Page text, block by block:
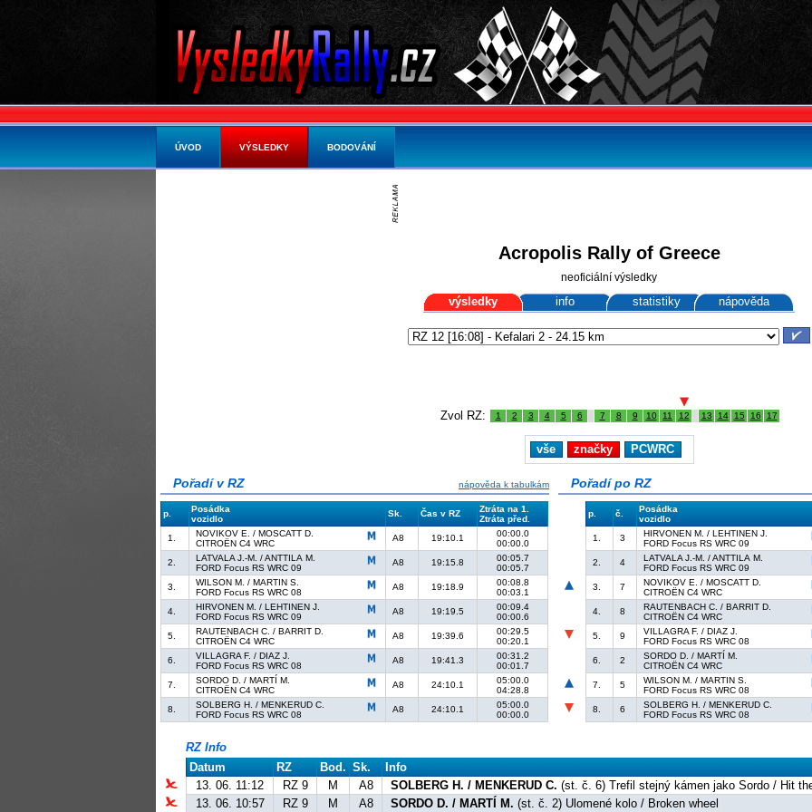
Acropolis Rally of Greece
neoficiální výsledky
výsledky info statistiky nápověda
Zvol RZ: 1 2 3 4 5 6 7 8 9 10 11 12 13 14 15 16 17
vše značky PCWRC
Pořadí v RZ nápověda k tabulkám
p.
Posádka
vozidlo
Sk. Čas v RZ
Ztráta na 1.
Ztráta před.
1.
NOVIKOV E. / MOSCATT D.
CITROËN C4 WRC
A8 19:10.1
00:00.0
00:00.0
2.
LATVALA J.-M. / ANTTILA M.
FORD Focus RS WRC 09
A8 19:15.8
00:05.7
00:05.7
3.
WILSON M. / MARTIN S.
FORD Focus RS WRC 08
A8 19:18.9
00:08.8
00:03.1
4.
HIRVONEN M. / LEHTINEN J.
FORD Focus RS WRC 09
A8 19:19.5
00:09.4
00:00.6
5.
RAUTENBACH C. / BARRIT D.
CITROËN C4 WRC
A8 19:39.6
00:29.5
00:20.1
6.
VILLAGRA F. / DIAZ J.
FORD Focus RS WRC 08
A8 19:41.3
00:31.2
00:01.7
7.
SORDO D. / MARTÍ M.
CITROËN C4 WRC
A8 24:10.1
05:00.0
04:28.8
8.
SOLBERG H. / MENKERUD C.
FORD Focus RS WRC 08
A8 24:10.1
05:00.0
00:00.0
Pořadí po RZ
p. č.
Posádka
vozidlo
1.
3
HIRVONEN M. / LEHTINEN J.
FORD Focus RS WRC 09
2.
4
LATVALA J.-M. / ANTTILA M.
FORD Focus RS WRC 09
3.
7
NOVIKOV E. / MOSCATT D.
CITROËN C4 WRC
4.
8
RAUTENBACH C. / BARRIT D.
CITROËN C4 WRC
5.
9
VILLAGRA F. / DIAZ J.
FORD Focus RS WRC 08
6.
2
SORDO D. / MARTÍ M.
CITROËN C4 WRC
7.
5
WILSON M. / MARTIN S.
FORD Focus RS WRC 08
8.
6
SOLBERG H. / MENKERUD C.
FORD Focus RS WRC 08
RZ Info
Datum
RZ Bod. Sk.
Info
13. 06. 11:12
RZ 9 M A8 SOLBERG H. / MENKERUD C. (st. č. 6) Trefil stejný kámen jako Sordo / Hit
13. 06. 10:57
RZ 9 M A8 SORDO D. / MARTÍ M. (st. č. 2) Ulomené kolo / Broken wheel
ÚVOD VÝSLEDKY BODOVÁNÍ